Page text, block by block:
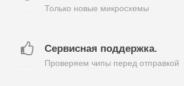
Только новые микросхемы
Сервисная поддержка.
Проверяем чипы перед отправкой